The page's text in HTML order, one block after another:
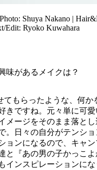
Shuya Nakano |
Edit: Ryoko Kuwahara
があるメイクは？
てもらったような、何か
きですね。元々単に可
メージをそのまま落と
。日々の自分がテンシ
ョンになるので、キャ
と『あの男の子かっこ
インスピレーションにな